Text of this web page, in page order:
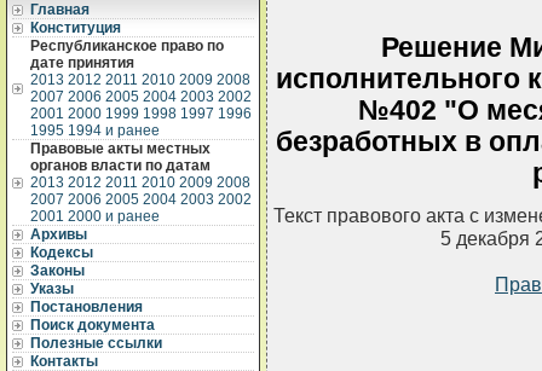
Главная
Конституция
Республиканское право по
дате принятия
2013 2012 2011 2010 2009 2008
2007 2006 2005 2004 2003 2002
2001 2000 1999 1998 1997 1996
1995 1994 и ранее
Правовые акты местных
органов власти по датам
2013 2012 2011 2010 2009 2008
2007 2006 2005 2004 2003 2002
2001 2000 и ранее
Архивы
Кодексы
Законы
Указы
Постановления
Поиск документа
Полезные ссылки
Контакты
Решение
исполнительного
№402 "О
безработных в
Текст правового акта с
5 декабря